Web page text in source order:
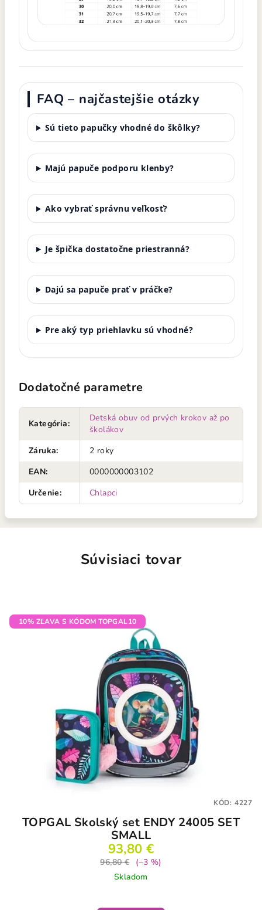
FAQ – najčastejšie otázky
Sú tieto papučky vhodné do škôlky?
Majú papuče podporu klenby?
Ako vybrať správnu veľkosť?
Je špička dostatočne priestranná?
Dajú sa papuče prať v práčke?
Pre aký typ priehlavku sú vhodné?
Dodatočné parametre
Kategória:
Detská obuv od prvých krokov až po
školákov
Záruka:
2 roky
EAN:
0000000003102
Určenie: Chlapci
Súvisiaci tovar
10% ZĽAVA S KÓDOM TOPGAL10
TOPGAL Školský set ENDY 24005 SET
SMALL
93,80 €
96,80 €
(–3 %)
Skladom
KÓD: 4227